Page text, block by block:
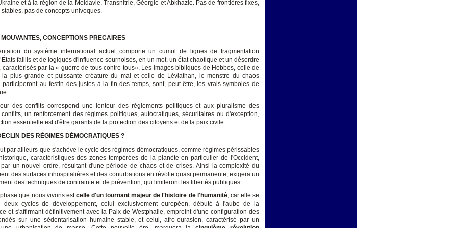
et à la région de la Moldavie, Transnitrie, Géorgie et Abkhazie. Pas de frontières fixes,
stables, pas de concepts univoques.
CONCEPTIONS PRECAIRES
du système international actuel comporte un cumul de lignes de fragmentation
faillis et de logiques d'influence sournoises, en un mot, un état chaotique et un désordre
caractérisés par la « guerre de tous contre tous». Les images bibliques de Hobbes, celle de
la plus grande et puissante créature du mal et celle de Léviathan, le monstre du chaos
participeront au festin des justes à la fin des temps, sont, peut-être, les vrais symboles de
des conflits correspond une lenteur des règlements politiques et aux pluralisme des
un renforcement des régimes politiques, autocratiques, sécuritaires ou d'exception,
essentielle est d'être garants de la protection des citoyens et de la paix civile.
DES RÉGIMES DÉMOCRATIQUES ?
par ailleurs que s'achève le cycle des régimes démocratiques, comme régimes périssables
caractéristiques des zones tempérées de la planète en particulier de l'Occident,
un nouvel ordre, résultant d'une période de chaos et de crises. Ainsi la complexité du
des surfaces inhospitalières et des conurbations en révolte quasi permanente, exigera un
des techniques de contrainte et de prévention, qui limiteront les libertés publiques.
que nous vivons estcelle d'un tournant majeur de l'histoire de l'humanité, car elle se
deux cycles de développement, celui exclusivement européen, débuté à l'aube de la
et s'affirmant définitivement avec la Paix de Westphalie, empreint d'une configuration des
sur une sédentarisation humaine stable, et celui, afro-eurasien, caractérisé par un